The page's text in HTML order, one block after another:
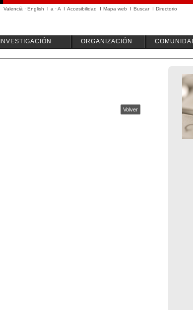
Valencià · English I a ·A I Accesibilidad I Mapa web I Buscar I Directorio
INVESTIGACIÓN ORGANIZACIÓN
Volver